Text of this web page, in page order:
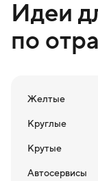
Идеи
по
Желтые
Круглые
Крутые
Автосервисы